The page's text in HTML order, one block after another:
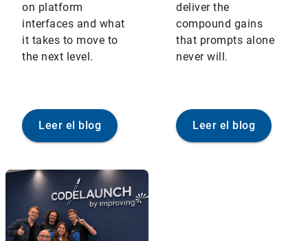
on platform
interfaces and what
it takes to move to
the next level.
Leer el blog
deliver the
compound gains
that prompts alone
never will.
Leer el blog